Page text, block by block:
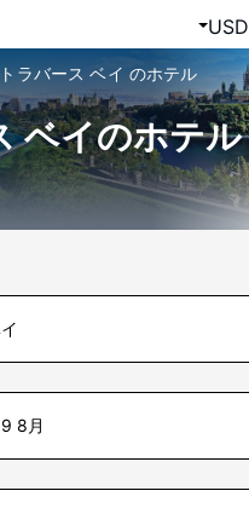
USD
トラバース ベイ のホテル
ベイのホテル
8月